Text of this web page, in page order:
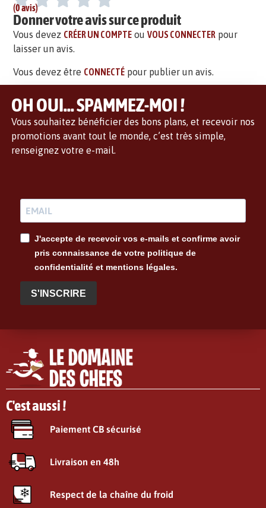
(0 avis)
Donner votre avis sur ce produit
Vous devez CRÉER UN COMPTE ouVOUS CONNECTER pour
laisser un avis.
Vous devez être CONNECTÉ pour publier un avis.
OH OUI... SPAMMEZ-MOI !
Vous souhaitez bénéficier des bons plans, et recevoir nos
promotions avant tout le monde, c’est très simple,
renseignez votre e-mail.
J'accepte de recevoir vos e-mails et confirme avoir
pris connaissance de votre politique de
confidentialité et mentions légales.
S'INSCRIRE
C'est aussi !
Paiement CB sécurisé
Livraison en 48h
Respect de la chaîne du froid